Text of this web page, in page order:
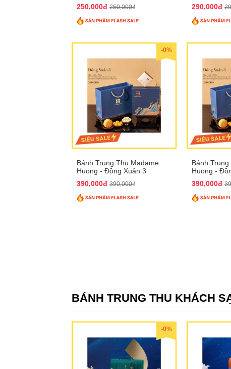
250,000đ 250,000₫
290,000đ
-0%
Bánh Trung Thu Madame
Huong - Đồng Xuân 3
390,000đ 390,000₫
Bánh
Huong -
390,000đ
BÁNH TRUNG THU KHÁCH
-0%